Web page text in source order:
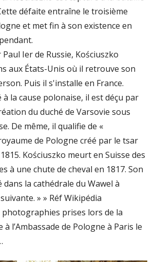
défaite entraîne le troisième
et met fin à son existence en
Ier de Russie, Kościuszko
aux États-Unis où il retrouve son
Puis il s'installe en France.
la cause polonaise, il est déçu par
du duché de Varsovie sous
De même, il qualifie de «
de Pologne créé par le tsar
Kościuszko meurt en Suisse des
à une chute de cheval en 1817. Son
la cathédrale du Wawel à
» » Réf Wikipédia
prises lors de la
l’Ambassade de Pologne à Paris le